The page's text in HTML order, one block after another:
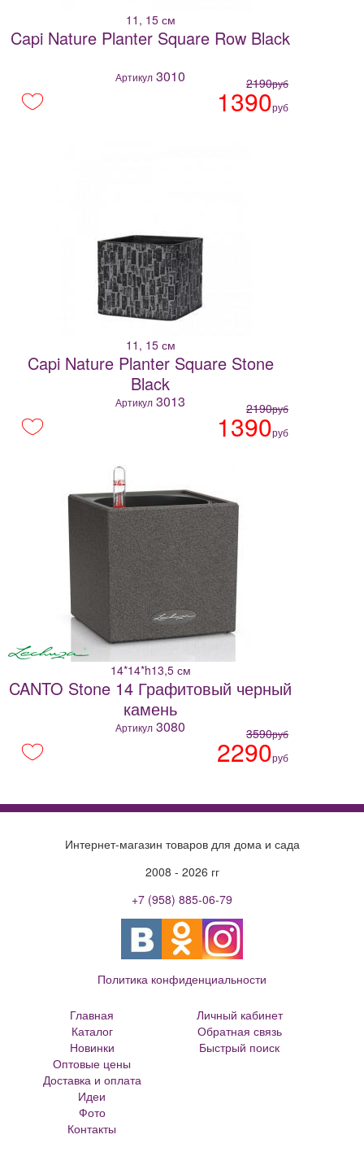
11, 15 см
Capi Nature Planter Square Row Black
Артикул 3010 2190руб
1390руб
11, 15 см
Capi Nature Planter Square Stone
Black
Артикул 3013 2190руб
1390руб
14*14*h13,5 см
CANTO Stone 14 Графитовый черный
камень
Артикул 3080 3590руб
2290руб
Интернет-магазин товаров для дома и сада
2008 - 2026 гг
+7 (958) 885-06-79
Политика конфиденциальности
Главная
Каталог
Новинки
Оптовые цены
Доставка и оплата
Идеи
Фото
Контакты
Личный кабинет
Обратная связь
Быстрый поиск